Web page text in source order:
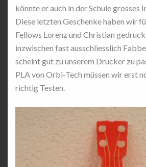
könnte er auch in der Schule grosses
Diese letzten Geschenke haben wir
Fellows Lorenz und Christian
inzwischen fast ausschliesslich
scheint gut zu unserem Drucker zu
PLA von Orbi-Tech müssen wir erst
richtig Testen.